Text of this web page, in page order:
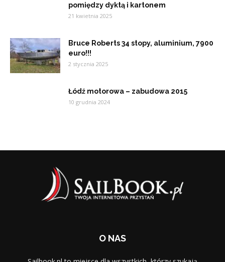
pomiędzy dyktą i kartonem
21 kwietnia 2025
Bruce Roberts 34 stopy, aluminium, 7900
euro!!!
2 stycznia 2025
Łódź motorowa – zabudowa 2015
10 grudnia 2024
O NAS